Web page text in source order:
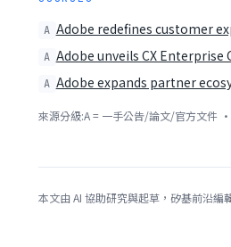
A Adobe redefines customer
A Adobe unveils CX Enterprise
A Adobe expands partner
來源分級:A = 一手公告/論文/官方文件
本文由 AI 協助研究與起草，矽基前沿編